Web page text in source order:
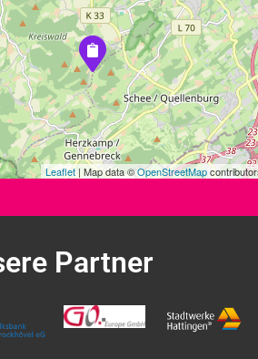
Leaflet| Map data ©OpenStreetMap
Partner